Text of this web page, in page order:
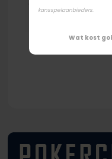
Alexander Ruben
kansspelaanbieders.
Wat kost